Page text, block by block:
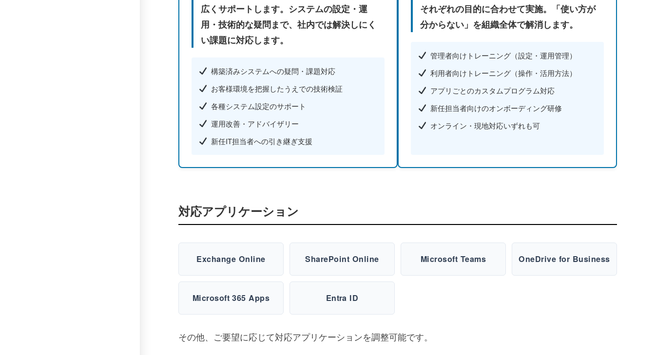
広くサポートします。システムの設定・運
用・技術的な疑問まで、社内では解決しにく
い課題に対応します。
構築済みシステムへの疑問・課題対応
お客様環境を把握したうえでの技術検証
各種システム設定のサポート
運用改善・アドバイザリー
新任IT担当者への引き継ぎ支援
それぞれの目的に合わせて実施。「使い方が
分からない」を組織全体で解消します。
管理者向けトレーニング（設定・運用管理）
利用者向けトレーニング（操作・活用方法）
アプリごとのカスタムプログラム対応
新任担当者向けのオンボーディング研修
オンライン・現地対応いずれも可
対応アプリケーション
Exchange Online SharePoint Online Microsoft Teams OneDrive for Business
Microsoft 365 Apps Entra ID
その他、ご要望に応じて対応アプリケーションを調整可能です。